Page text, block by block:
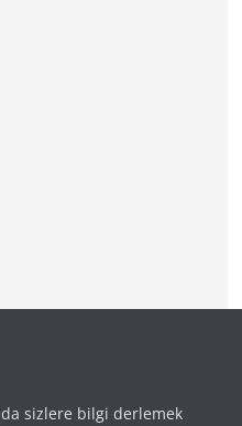
sizlere bilgi derlemek